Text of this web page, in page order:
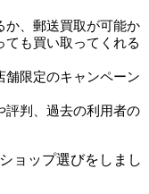
か、郵送買取が可能か
ても買い取ってくれる
舗限定のキャンペーン
評判、過去の利用者の
ョップ選びをしまし